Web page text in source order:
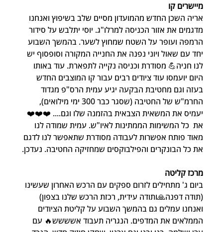
מיישרים קו
אריה השכן החדש מהמועדון מסיים שלב בשיפוץ ואנחנו
מדגמים את אזור הכניסה למרלו"ג. יוסי יתלבש על סידור
הרמפה ועופר על השטח שמחוץ לשער. בהמשך השבוע
יחד עם שאול ויוני נפנה את החנייה המקורה וסופסוף יש
לנו חניה💪 מסודרת וכניסה נקייה לתפארת. עוד באותו
היום יועמסו עוד ציודים רבים עבור קו המוצבים החדש
בעזה וגם מחטיבת הבקעה יגיע עמית הרס"פ מגדוד
החרמ"ש של החטיבה (שסגר כבר 300 ימי מילואים),
יעמיס את המשאית הצבאית בהזמנה שלו וגם.... ❤️❤️❤️
את  כל המשימות הממתינות לאיו"ש. עמית שמודה לנו
מאוד פותח אפשרות לעבודה מסודרת שתאפשר לנו לדגם
את כל הבונקרים והפילבוקסים שמחזיקה החטיבה. נעדכן.
מרכז קליטה
ביום ג' מתחילים לזרום ספקים עם הרכש האחרון שעשינו
(תודה דפנה🙏ותודה עידית, רכזת הרכש שלנו בצפון)
ואנחנו עמלים גם בהמשך השבוע על קליטת הציודים
הממלאים את המדפים. הנגריה תעבוד אשששש🔥 עם